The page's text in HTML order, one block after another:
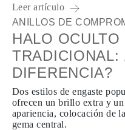
Leer artículo
ANILLOS DE
HALO
TRADICIONAL:
DIFERENCIA?
Dos estilos de engaste
ofrecen un brillo extra y
apariencia, colocación de
gema central.